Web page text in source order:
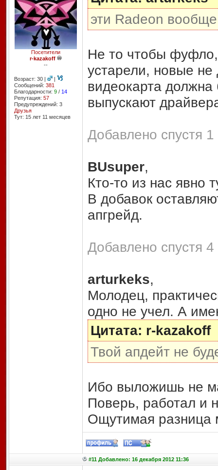
Посетители
r-kazakoff
--
Возраст: 30 |
|
Сообщений: 381
Благодарности: 9/ 14
Репутация: 57
Предупреждений: 3
Друзья
Тут: 15 лет 11 месяцев
эти Radeon
Не то чтобы
устарели, новые
видеокарта
выпускают
Добавлено спустя
BUsuper,
Кто-то из нас явно
В добавок
апгрейд.
Добавлено спустя
arturkeks,
Молодец,
одно не учел. А
Цитата: r-kazakoff
Твой апдейт не
Ибо выложишь не
Поверь, работал и
Ощутимая разница
#11 Добавлено: 16 декабря 2012 11:36